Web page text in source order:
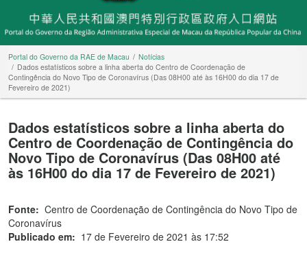
Portal do Governo da RAE de Macau
Notícias
Dados estatísticos sobre a linha aberta do Centro de Coordenação de
Contingência do Novo Tipo de Coronavírus (Das 08H00 até às 16H00 do dia 17 de
Fevereiro de 2021)
Dados estatísticos sobre a linha aberta do
Centro de Coordenação de Contingência do
Novo Tipo de Coronavírus (Das 08H00 até
às 16H00 do dia 17 de Fevereiro de 2021)
Fonte: Centro de Coordenação de Contingência do Novo Tipo de
Coronavírus
Publicado em: 17 de Fevereiro de 2021 às 17:52